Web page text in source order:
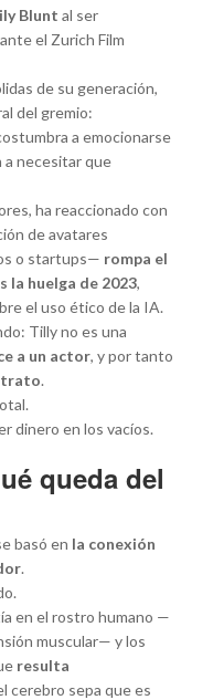
Blunt al ser
el Zurich Film
de su generación,
del gremio:
a emocionarse
a necesitar que
ha reaccionado con
de avatares
o startups— rompa el
la huelga de 2023,
el uso ético de la IA.
Tilly no es una
a un actor, y por tanto
.
dinero en los vacíos.
queda del
basó en la conexión
.
en el rostro humano —
muscular— y los
resulta
cerebro sepa que es